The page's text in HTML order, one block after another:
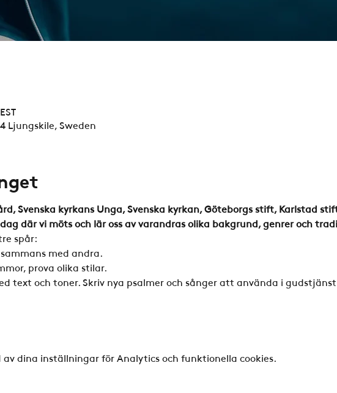
Ljungskile, Sweden
Svenska kyrkans Unga, Svenska kyrkan, Göteborgs stift, Karlstad
där vi möts och lär oss av varandras olika bakgrund, genrer och
spår:
med andra.
prova olika stilar.
text och toner. Skriv nya psalmer och sånger att använda i
av dina inställningar för Analytics och funktionella cookies.